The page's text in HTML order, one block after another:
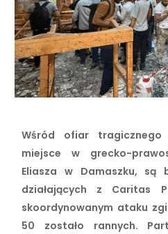
Wśród ofiar tragicznego
miejsce w grecko-
Eliasza w Damaszku, są
działających z Caritas
skoordynowanym ataku
50 zostało rannych.